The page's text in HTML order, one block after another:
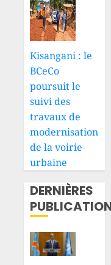
Kisangani : le
BCeCo
poursuit le
suivi des
travaux de
modernisation
de la voirie
urbaine
DERNIÈRES